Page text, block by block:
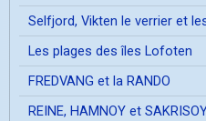
Selfjord, Vikten le verrier et les
Les plages des îles Lofoten
FREDVANG et la RANDO
REINE, HAMNOY et